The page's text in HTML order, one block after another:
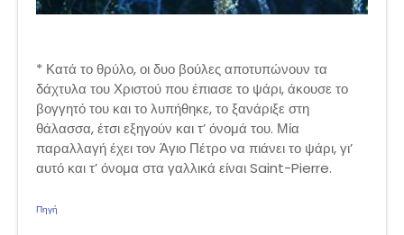
* Κατά το θρύλο, οι δυο βούλες αποτυπώνουν τα
δάχτυλα του Χριστού που έπιασε το ψάρι, άκουσε το
βογγητό του και το λυπήθηκε, το ξανάριξε στη
θάλασσα, έτσι εξηγούν και τ’ όνομά του. Μία
παραλλαγή έχει τον Άγιο Πέτρο να πιάνει το ψάρι, γι’
αυτό και τ’ όνομα στα γαλλικά είναι Saint-Pierre.
Πηγή